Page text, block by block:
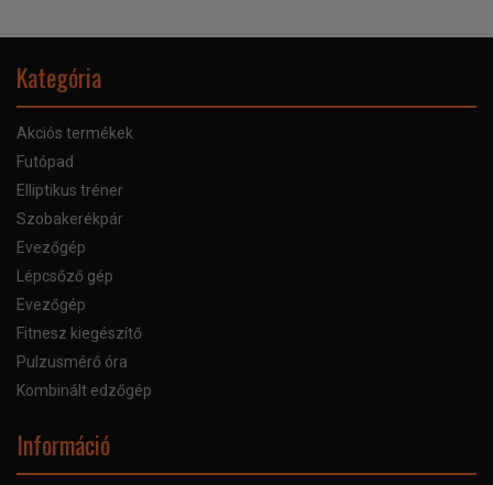
Kategória
Akciós termékek
Futópad
Elliptikus tréner
Szobakerékpár
Evezőgép
Lépcsőző gép
Evezőgép
Fitnesz kiegészítő
Pulzusmérő óra
Kombinált edzőgép
Információ